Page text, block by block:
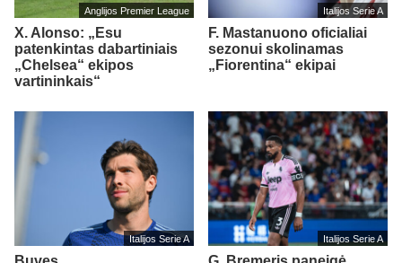
Anglijos Premier League
X. Alonso: „Esu
patenkintas dabartiniais
„Chelsea“ ekipos
vartininkais“
Italijos Serie A
F. Mastanuono oficialiai
sezonui skolinamas
„Fiorentina“ ekipai
Italijos Serie A Italijos Serie A